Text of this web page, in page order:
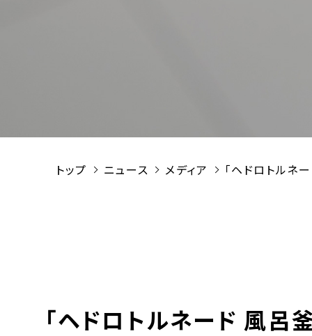
トップ ニュース メディア 「ヘドロトルネ
「ヘドロトルネード 風呂